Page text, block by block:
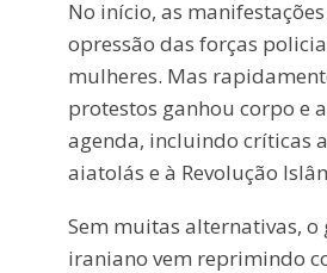
No início, as
opressão das forças
mulheres. Mas
protestos ganhou corpo e
agenda, incluindo críticas
aiatolás e à Revolução
Sem muitas alternativas, o
iraniano vem reprimindo